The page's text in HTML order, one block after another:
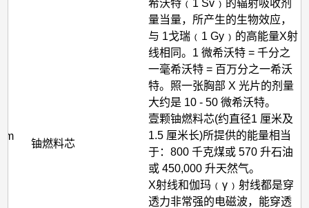
希沃特﹙1 Sv﹚的辐射吸收剂
量当量，所产生的生物效应，
与 1戈瑞﹙1 Gy﹚的高能量X射
线相同。1 微希沃特 = 千分之
一毫希沃特 = 百万分之一希沃
特。照一张胸部 X 光片的剂量
大约是 10 - 50 微希沃特。
铀燃料芯
壹颗铀燃料芯(约直径1 厘米及
1.5 厘米长)所提供的能量相当
于：800 千克煤或 570 升石油
或 450,000 升天然气。
X射线和伽玛﹙γ﹚射线都是穿
透力非常强的电磁波，能穿透